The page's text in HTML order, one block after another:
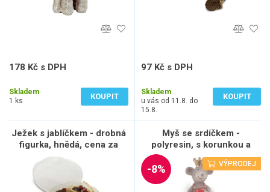
178 Kč s DPH
Skladem
1 ks
KOUPIT
97 Kč s DPH
Skladem
u vás od 11.8. do
15.8.
KOUPIT
Ježek s jablíčkem - drobná
figurka, hnědá, cena za
balení (5 ks), sada 6 ks
Myš se srdíčkem -
polyresin, s korunkou a
bílou sukní z peří, sada 4 ks
VÝPRODEJ
-8%